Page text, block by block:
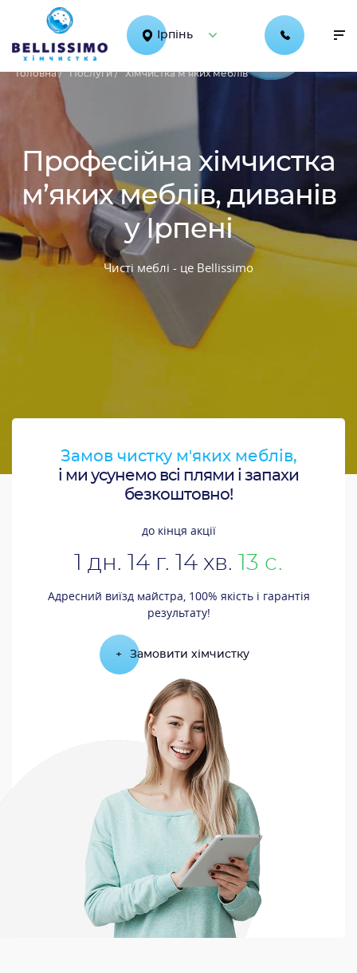
Ірпінь
Головна / Послуги / Хімчистка м'яких меблів
Професійна хімчистка
м’яких меблів, диванів
у Ірпені
Чисті меблі - це Bellissimo
Замов чистку м'яких меблів,
і ми усунемо всі плями і запахи
безкоштовно!
до кінця акції
дн. 14 г. 14 хв. 12 с.
Адресний виїзд майстра, 100% якість і гарантія
результату!
+ Замовити хімчистку